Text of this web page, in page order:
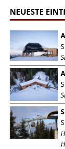
NEUESTE